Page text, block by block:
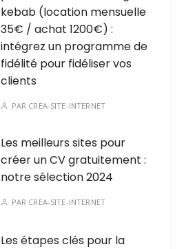
kebab (location mensuelle
35€ / achat 1200€) :
intégrez un programme de
fidélité pour fidéliser vos
clients
PAR CREA-SITE-INTERNET
Les meilleurs sites pour
créer un CV gratuitement :
notre sélection 2024
PAR CREA-SITE-INTERNET
Les étapes clés pour la